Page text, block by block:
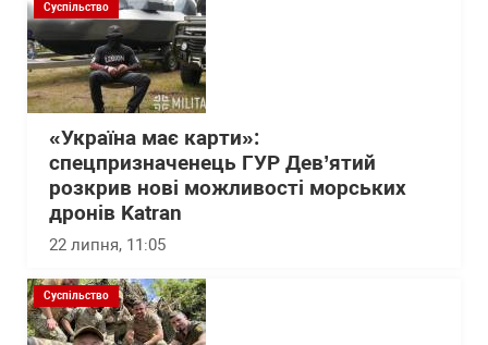
Суспільство
«Україна має карти»:
спецпризначенець ГУР Дев’ятий
розкрив нові можливості морських
дронів Katran
22 липня, 11:05
Суспільство